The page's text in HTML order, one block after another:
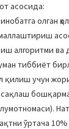
асосида:
олган
алгоритми ва
тиббиёт
қилиш учун
ўртача